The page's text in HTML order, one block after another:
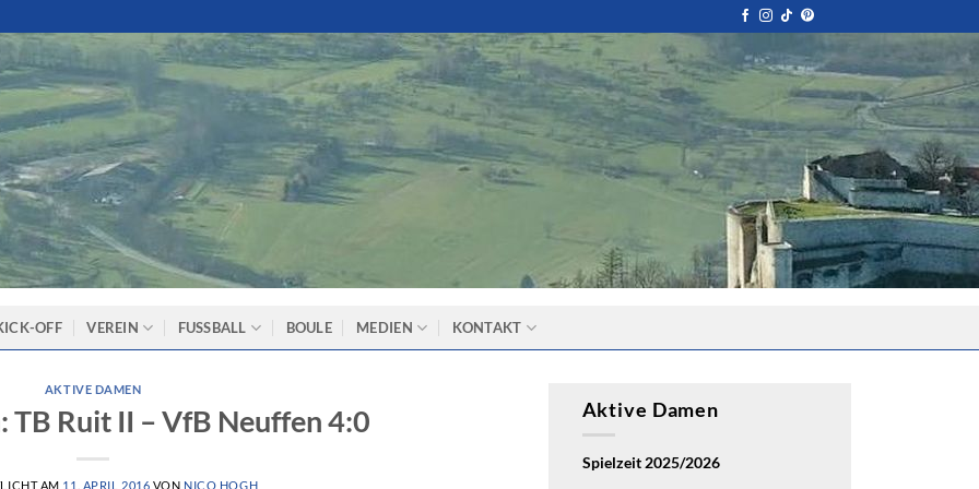
OFF VEREIN FUSSBALL BOULE MEDIEN KONTAKT
AKTIVE DAMEN
TB Ruit II – VfB Neuffen 4:0
AM 11. APRIL 2016 VON NICO HOGH
Aktive Damen
Spielzeit 2025/2026